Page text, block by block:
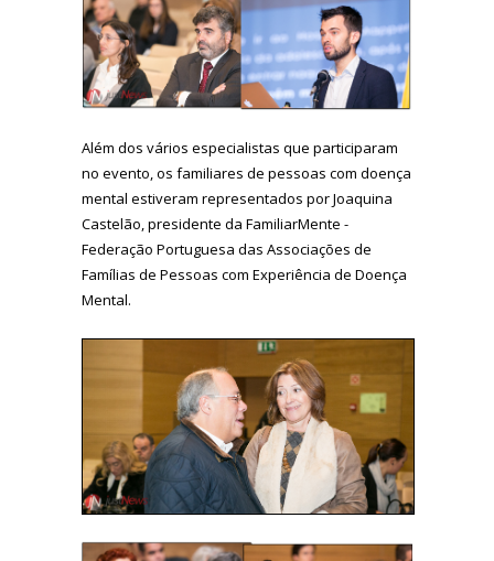
Além dos vários especialistas que participaram
no evento, os familiares de pessoas com doença
mental estiveram representados por Joaquina
Castelão, presidente da FamiliarMente -
Federação Portuguesa das Associações de
Famílias de Pessoas com Experiência de Doença
Mental.